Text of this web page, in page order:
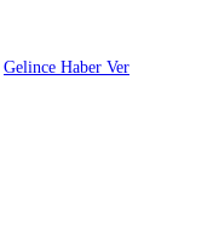
Gelince Haber Ver